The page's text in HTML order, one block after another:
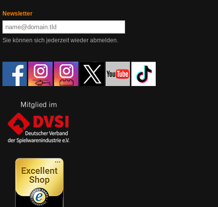
Newsletter
Sie können sich jederzeit wieder abmelden.